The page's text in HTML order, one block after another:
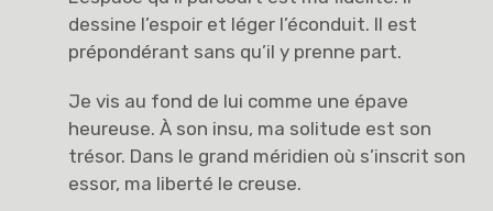
dessine l’espoir et léger l’éconduit. Il est
prépondérant sans qu’il y prenne part.
Je vis au fond de lui comme une épave
heureuse. À son insu, ma solitude est son
trésor. Dans le grand méridien où s’inscrit son
essor, ma liberté le creuse.